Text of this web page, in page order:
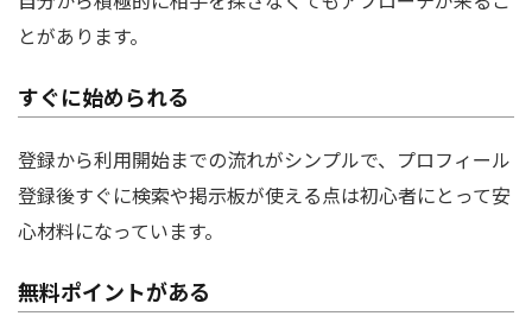
とがあります。
すぐに始められる
登録から利用開始までの流れがシンプルで、プロフィール
登録後すぐに検索や掲示板が使える点は初心者にとって安
心材料になっています。
無料ポイントがある